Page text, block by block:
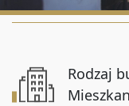
Rodzaj